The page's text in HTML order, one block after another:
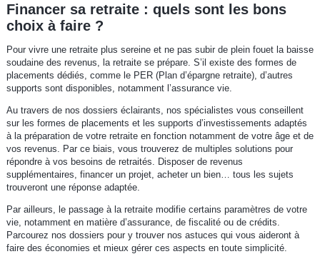
Financer sa retraite : quels sont les bons
choix à faire ?
Pour vivre une retraite plus sereine et ne pas subir de plein fouet la baisse
soudaine des revenus, la retraite se prépare. S’il existe des formes de
placements dédiés, comme le PER (Plan d’épargne retraite), d’autres
supports sont disponibles, notamment l’assurance vie.
Au travers de nos dossiers éclairants, nos spécialistes vous conseillent
sur les formes de placements et les supports d’investissements adaptés
à la préparation de votre retraite en fonction notamment de votre âge et de
vos revenus. Par ce biais, vous trouverez de multiples solutions pour
répondre à vos besoins de retraités. Disposer de revenus
supplémentaires, financer un projet, acheter un bien… tous les sujets
trouveront une réponse adaptée.
Par ailleurs, le passage à la retraite modifie certains paramètres de votre
vie, notamment en matière d’assurance, de fiscalité ou de crédits.
Parcourez nos dossiers pour y trouver nos astuces qui vous aideront à
faire des économies et mieux gérer ces aspects en toute simplicité.